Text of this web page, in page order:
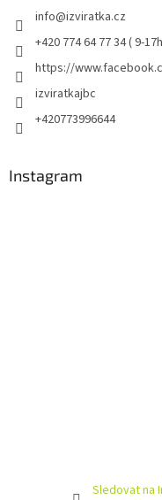
info@izviratka.cz
+420 774 64 77 34 ( 9-
https://
izviratkajbc
+420773996644
Instagram
Sledovat na